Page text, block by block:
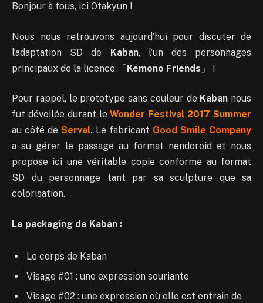
Bonjour à tous, ici Otakyun !
Nous nous retrouvons aujourd’hui pour discuter de
l’adaptation SD de Kaban, l’un des personnages
principaux de la licence 「Kemono Friends 」 !
Pour rappel, le prototype sans couleur de Kaban nous
fut dévoilée durant leWonder Festival 2017 Summer
au côté de Serval. Le fabricant Good Smile Company
a su gérer le passage au format nendoroid et nous
propose ici une véritable copie conforme au format
SD du personnage tant par sa sculpture que sa
colorisation.
Le packaging de Kaban :
Le corps de Kaban
Visage #01 : une expression souriante
Visage #02 : une expression où elle est entrain de